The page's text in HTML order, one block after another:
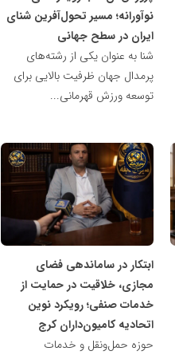
نوآورانه؛ مسیر تحول‌آفرین شنای
ایران در سطح جهانی
شنا به عنوان یکی از رشته‌های
پرمدال جهان ظرفیت بالایی برای
توسعه ورزش قهرمانی...
ابتکار در ساماندهی فضای
مجازی، خلاقیت در حمایت از
خدمات صنفی؛ رویکرد نوین
اتحادیه کامیون‌داران کرج
حوزه حمل‌ونقل و خدمات
شبکه
مدیران
نابغه